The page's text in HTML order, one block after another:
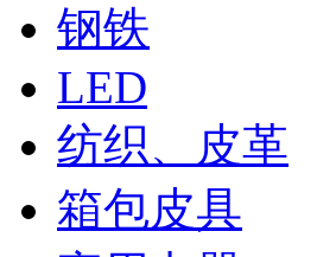
钢铁
LED
纺织、皮革
箱包皮具